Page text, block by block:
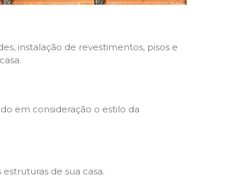
instalação de revestimentos, pisos e
em consideração o estilo da
de sua casa.